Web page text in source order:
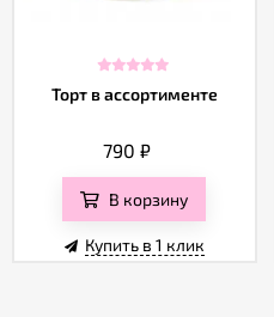
Торт в ассортименте
790₽
В корзину
Купить в 1 клик